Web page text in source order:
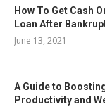
How To Get Cash
Loan After
June 13, 2021
A Guide to
Productivity and